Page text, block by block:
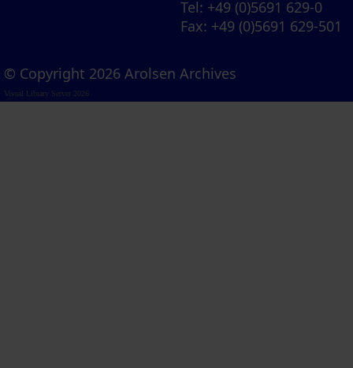
Tel: +49 (0)5691 629-0
Fax: +49 (0)5691 629-501
© Copyright 2026 Arolsen Archives
Visual Library Server 2026